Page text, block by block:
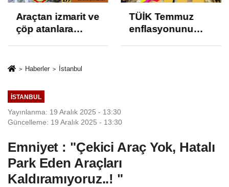
TÜİK Temmuz
enflasyonunu
açıkladı
Yüksek Faiz ve
Nakit Sıkışıklığı
Haberler İstanbul
İSTANBUL
Yayınlanma: 19 Aralık 2025 - 13:30
Güncelleme: 19 Aralık 2025 - 13:30
Emniyet : "Çekici Araç Yok, Hatalı
Park Eden Araçları
Kaldıramıyoruz..! "